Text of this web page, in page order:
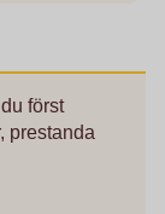
först
prestanda